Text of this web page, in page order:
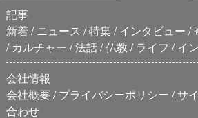
記事
新着
ニュース 特集 インタビュー
カルチャー 法話 仏教 ライフ
イ
会社情報
会社概要 プライバシーポリシー サ
合わせ